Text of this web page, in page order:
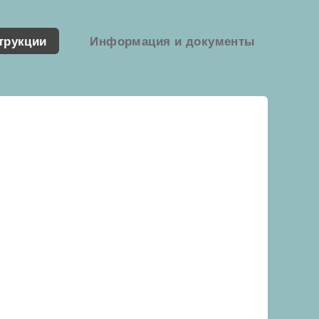
Информация и документы